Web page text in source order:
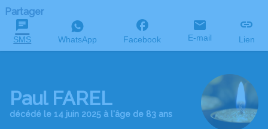
Partager
SMS WhatsApp Facebook E-mail Lien
Paul FAREL
décédé le 14 juin 2025 à l'âge de 83 ans